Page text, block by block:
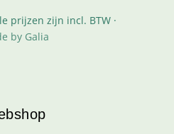
prijzen zijn incl. BTW ·
by Galia